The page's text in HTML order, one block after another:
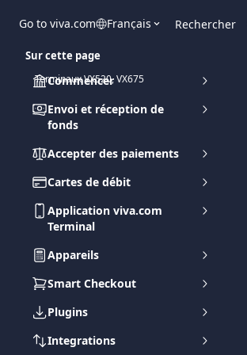
Go to viva.com Français Rechercher
Commencer
Envoi et réception de
fonds
Accepter des paiements
Cartes de débit
Application viva.com
Terminal
Appareils
Smart Checkout
Plugins
Integrations
Sur cette page
Terminaux VX520, VX675